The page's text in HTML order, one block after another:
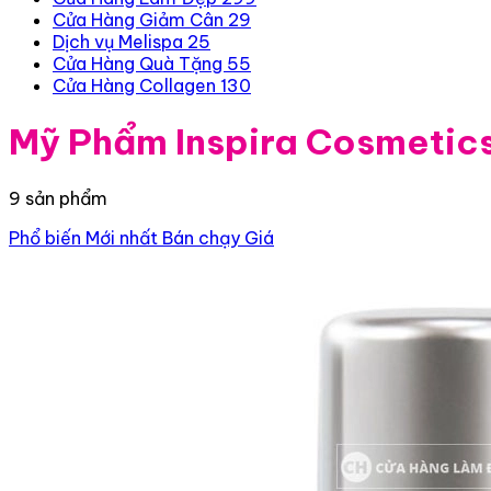
Cửa Hàng Giảm Cân 29
Dịch vụ Melispa 25
Cửa Hàng Quà Tặng 55
Cửa Hàng Collagen 130
Mỹ Phẩm Inspira
9 sản phẩm
Phổ biến Mới nhất Bán chạy Giá